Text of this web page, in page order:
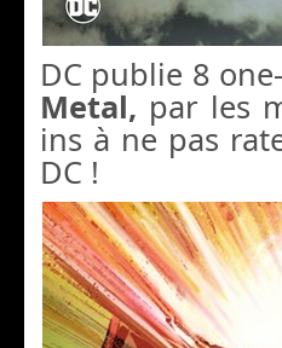
DC publie 8
Metal, par les
ins à ne pas
DC !